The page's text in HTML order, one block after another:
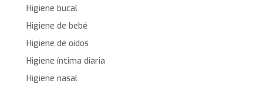
Higiene bucal
Higiene de bebé
Higiene de oídos
Higiene íntima diaria
Higiene nasal